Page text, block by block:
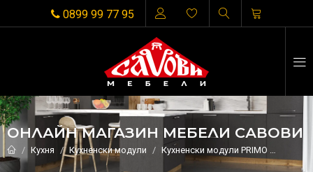
0899 99 77 95
ОНЛАЙН МАГАЗИН МЕБЕЛИ САВОВИ
Кухня Кухненски модули Кухненски модули PRIMO